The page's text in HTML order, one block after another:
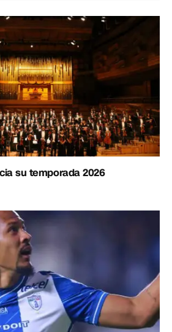
su temporada 2026